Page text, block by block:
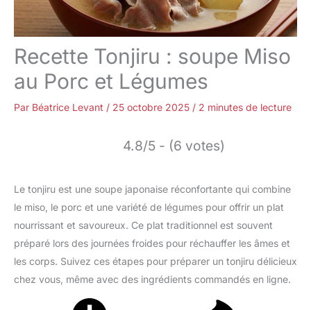
Recette Tonjiru : soupe Miso
au Porc et Légumes
Par Béatrice Levant / 25 octobre 2025 / 2 minutes de lecture
4.8/5 - (6 votes)
Le tonjiru est une soupe japonaise réconfortante qui combine
le miso, le porc et une variété de légumes pour offrir un plat
nourrissant et savoureux. Ce plat traditionnel est souvent
préparé lors des journées froides pour réchauffer les âmes et
les corps. Suivez ces étapes pour préparer un tonjiru délicieux
chez vous, même avec des ingrédients commandés en ligne.